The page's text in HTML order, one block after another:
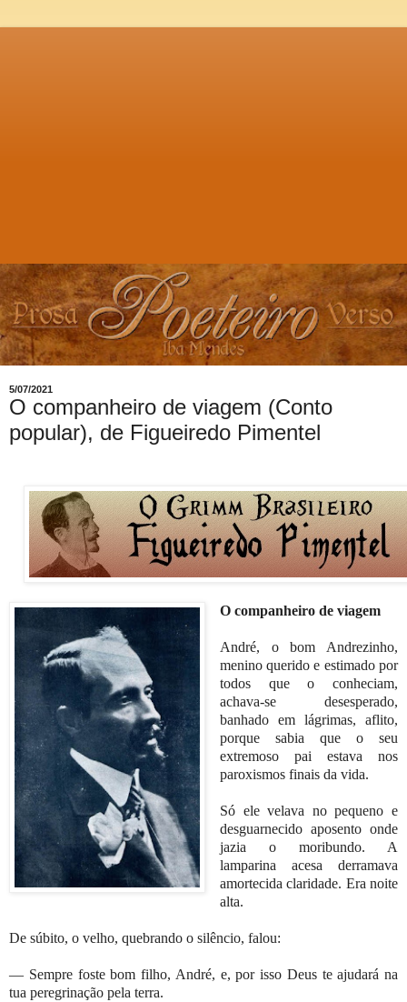
5/07/2021
O companheiro de viagem (Conto
popular), de Figueiredo Pimentel
O companheiro de viagem
André, o bom Andrezinho,
menino querido e estimado por
todos que o conheciam,
achava-se desesperado,
banhado em lágrimas, aflito,
porque sabia que o seu
extremoso pai estava nos
paroxismos finais da vida.
Só ele velava no pequeno e
desguarnecido aposento onde
jazia o moribundo. A
lamparina acesa derramava
amortecida claridade. Era noite
alta.
De súbito, o velho, quebrando o silêncio, falou:
— Sempre foste bom filho, André, e, por isso Deus te ajudará na
tua peregrinação pela terra.